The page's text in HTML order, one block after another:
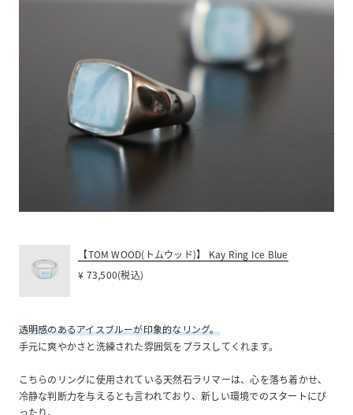
【TOM WOOD(トムウッド)】 Kay Ring Ice Blue
¥ 73,500(税込)
透明感のあるアイスブルーが印象的なリング。
手元に爽やかさと洗練された雰囲気をプラスしてくれます。
こちらのリングに使用されている天然石ラリマーは、心を落ち着かせ、
冷静な判断力を与えるとも言われており、新しい環境でのスタートにぴ
ったり。